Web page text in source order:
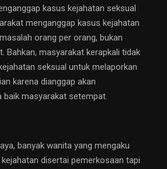
kasus kejahatan seksual
menganggap kasus kejahatan
orang per orang, bukan
Bahkan, masyarakat kerapkali tidak
seksual untuk melaporkan
karena dianggap akan
baik masyarakat setempat.
banyak wanita yang mengaku
disertai pemerkosaan tapi